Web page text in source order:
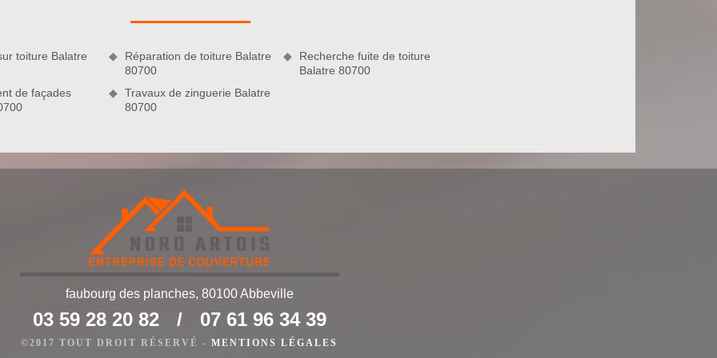
de toiture à Balatre, il est indispensable de procéder
les plus gros morceaux de mousse avec une brosse
avec un nettoyeur à basse pression. Après cela, ils vont
de couverture puis laisser reposer avant de rincer avec un
toiture Balatre
de façades
Réparation de toiture Balatre
80700
Travaux de zinguerie Balatre
80700
Recherche fuite de toiture
Balatre 80700
faubourg des planches, 80100 Abbeville
03 59 28 20 82 / 07 61 96 34 39
©2017 TOUT DROIT RÉSERVÉ - MENTIONS LÉGALES